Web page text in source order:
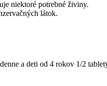
niektoré potrebné živiny.
látok.
a deti od 4 rokov 1/2